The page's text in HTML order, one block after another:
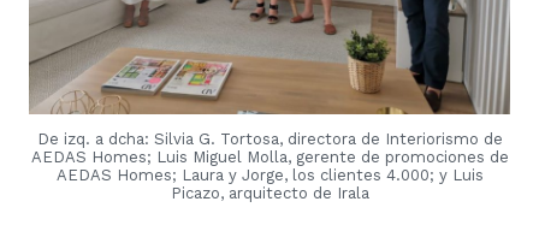
De izq. a dcha: Silvia G. Tortosa, directora de Interiorismo de
AEDAS Homes; Luis Miguel Molla, gerente de promociones de
AEDAS Homes; Laura y Jorge, los clientes 4.000; y Luis
Picazo, arquitecto de Irala